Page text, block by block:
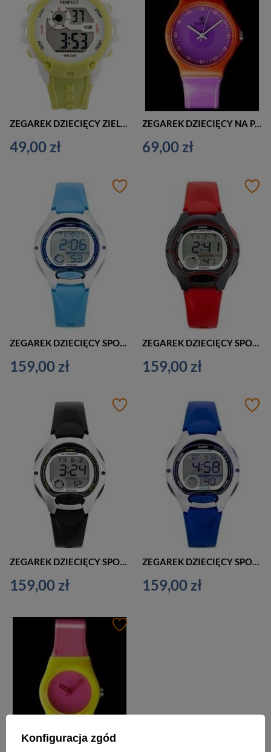
ZEGAREK DZIECIĘCY ZIELONY PERFECT 8202 (zp347c)
49,00 zł
ZEGAREK DZIECIĘCY NA PASKU KOLOROWY PERFECT - TUTTI FRUTTI I (zp681f)
69,00 zł
159,00 zł 159,00 zł
ZEGAREK DZIECIĘCY SPORTOWY CZARNY CASIO LW-200-1A (zd579a)
159,00 zł
ZEGAREK DZIECIĘCY SPORTOWY NIEBIESKI CASIO LW-200-2A (zd579c)
159,00 zł
Konfiguracja zgód